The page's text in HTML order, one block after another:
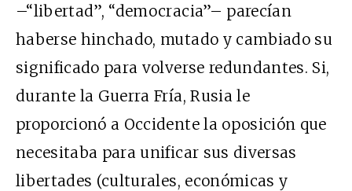
–“libertad”, “democracia”– parecían
haberse hinchado, mutado y cambiado su
significado para volverse redundantes. Si,
durante la Guerra Fría, Rusia le
proporcionó a Occidente la oposición que
necesitaba para unificar sus diversas
libertades (culturales, económicas y